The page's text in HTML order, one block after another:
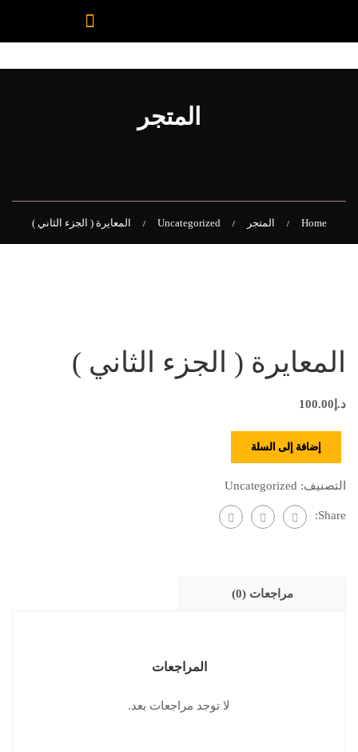
المتجر
Home المتجر Uncategorized المعايرة ( الجزء الثاني )
المعايرة ( الجزء الثاني )
د.إ 100.00
إضافة إلى السلة
التصنيف: Uncategorized
Share:
مراجعات (0)
المراجعات
لا توجد مراجعات بعد.